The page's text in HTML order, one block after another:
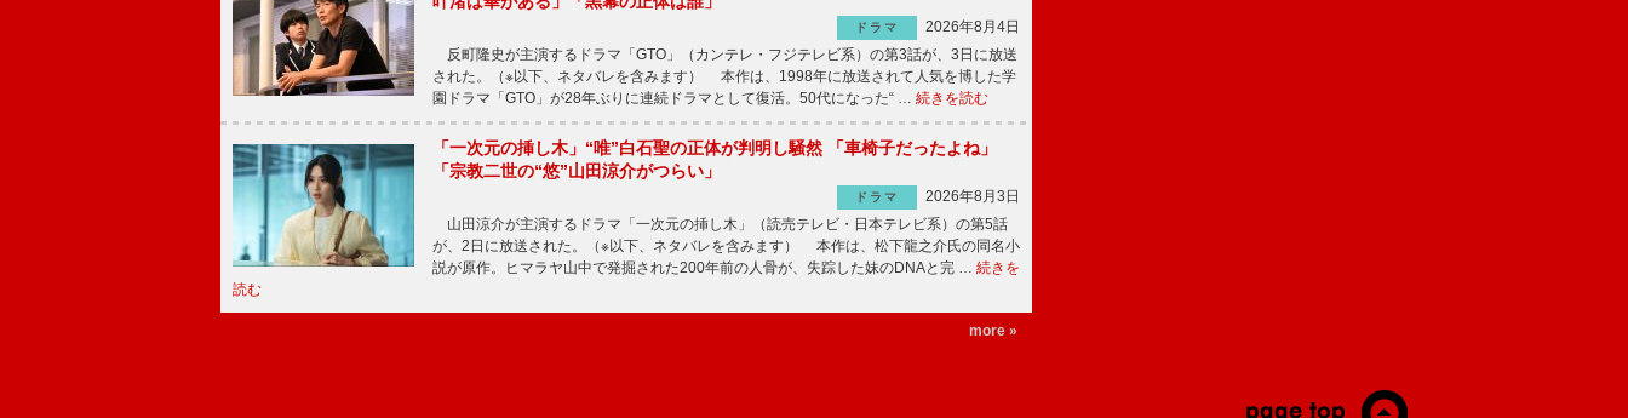
ドラマ
2026年8月4日
反町隆史が主演するドラマ「GTO」（カンテレ・フジテレビ系）の第3話が、3日に放送
された。（※以下、ネタバレを含みます） 本作は、1998年に放送されて人気を博した学
園ドラマ「GTO」が28年ぶりに連続ドラマとして復活。50代になった“ … 続きを読む
「一次元の挿し木」“唯”白石聖の正体が判明し騒然 「車椅子だったよね」
「宗教二世の“悠”山田涼介がつらい」
ドラマ
2026年8月3日
山田涼介が主演するドラマ「一次元の挿し木」（読売テレビ・日本テレビ系）の第5話
が、2日に放送された。（※以下、ネタバレを含みます） 本作は、松下龍之介氏の同名小
説が原作。ヒマラヤ山中で発掘された200年前の人骨が、失踪した妹のDNAと完 … 続きを
読む
more »